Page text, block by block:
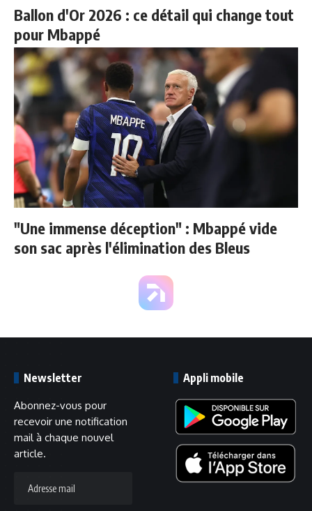
Ballon d'Or 2026 : ce détail qui change tout
pour Mbappé
"Une immense déception" : Mbappé vide
son sac après l'élimination des Bleus
Newsletter
Abonnez-vous pour
recevoir une notification
mail à chaque nouvel
article.
mail
Appli mobile